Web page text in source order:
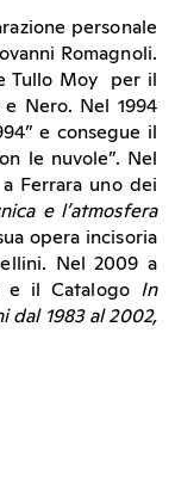
personale
Romagnoli.
Tullo Moy per il
Nero. Nel 1994
e consegue il
le nuvole”. Nel
Ferrara uno dei
e l’atmosfera
opera incisoria
Nel 2009 a
e il Catalogo In
dal 1983 al 2002,